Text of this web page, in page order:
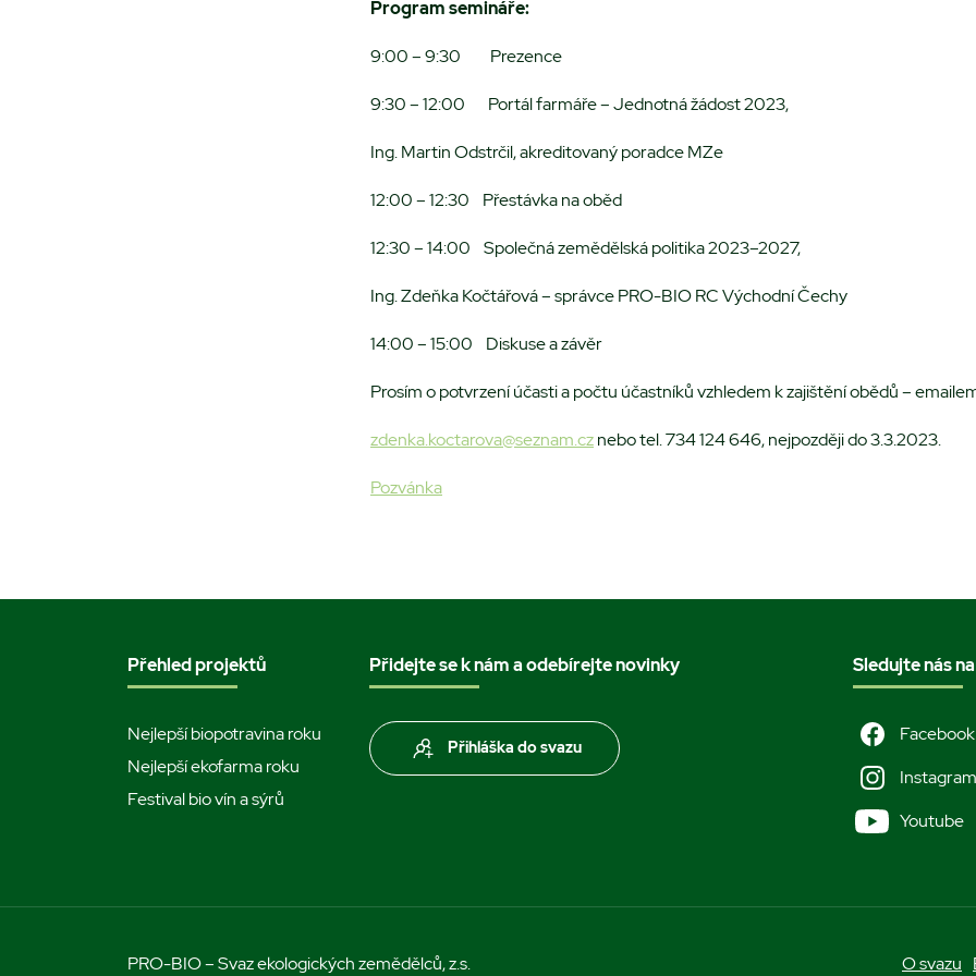
Program semináře:
9:00 – 9:30 Prezence
9:30 – 12:00 Portál farmáře – Jednotná žádost 2023,
Ing. Martin Odstrčil, akreditovaný poradce MZe
12:00 – 12:30 Přestávka na oběd
12:30 – 14:00 Společná zemědělská politika 2023–2027,
Ing. Zdeňka Kočtářová – správce PRO-BIO RC Východní Čechy
14:00 – 15:00 Diskuse a závěr
Prosím o potvrzení účasti a počtu účastníků vzhledem k zajištění obědů –
zdenka.koctarova@seznam.cznebo tel. 734 124 646, nejpozději do 3.3.2023.
Pozvánka
Přehled projektů
Nejlepší biopotravina roku
Nejlepší ekofarma roku
Festival bio vín a sýrů
Přidejte se k nám a odebírejte novinky
Přihláška do svazu
Sledujte nás
Facebook
Instagram
Youtube
PRO-BIO – Svaz ekologických zemědělců, z.s. O svazu